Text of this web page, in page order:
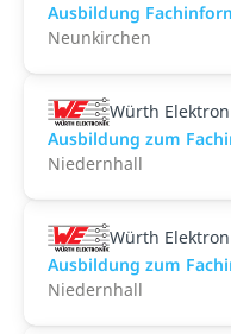
Ausbildung
Neunkirchen
Würth
Ausbildung zum
Niedernhall
Würth
Ausbildung zum
Niedernhall